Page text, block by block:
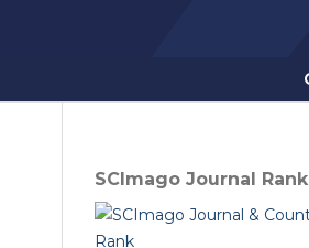
SCImago Journal Rank